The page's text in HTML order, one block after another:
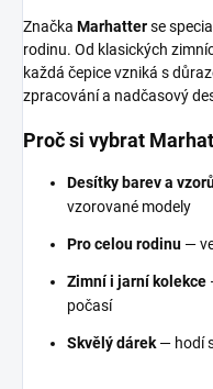
Značka Marhatterse
rodinu. Od klasických
každá čepice vzniká s
zpracování a nadčasový
Proč si vybrat
Desítky barev a
vzorované modely
Pro celou rodinu —
Zimní i jarní kolekce
počasí
Skvělý dárek — hodí